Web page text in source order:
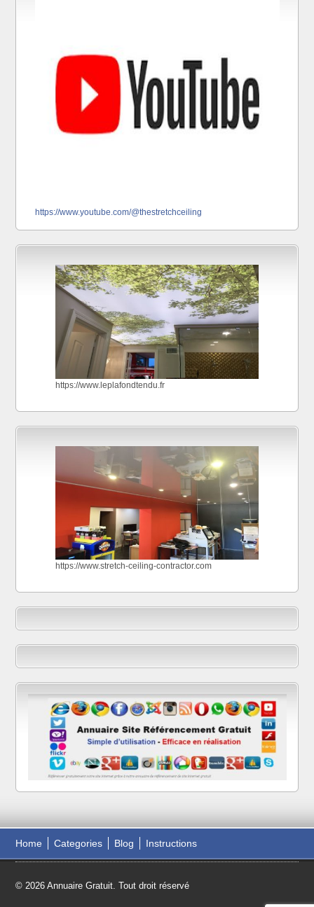
https://www.youtube.com/@thestretchceiling
https://www.leplafondtendu.fr
https://www.stretch-ceiling-contractor.com
Home Categories Blog Instructions
© 2026 Annuaire Gratuit. Tout droit réservé